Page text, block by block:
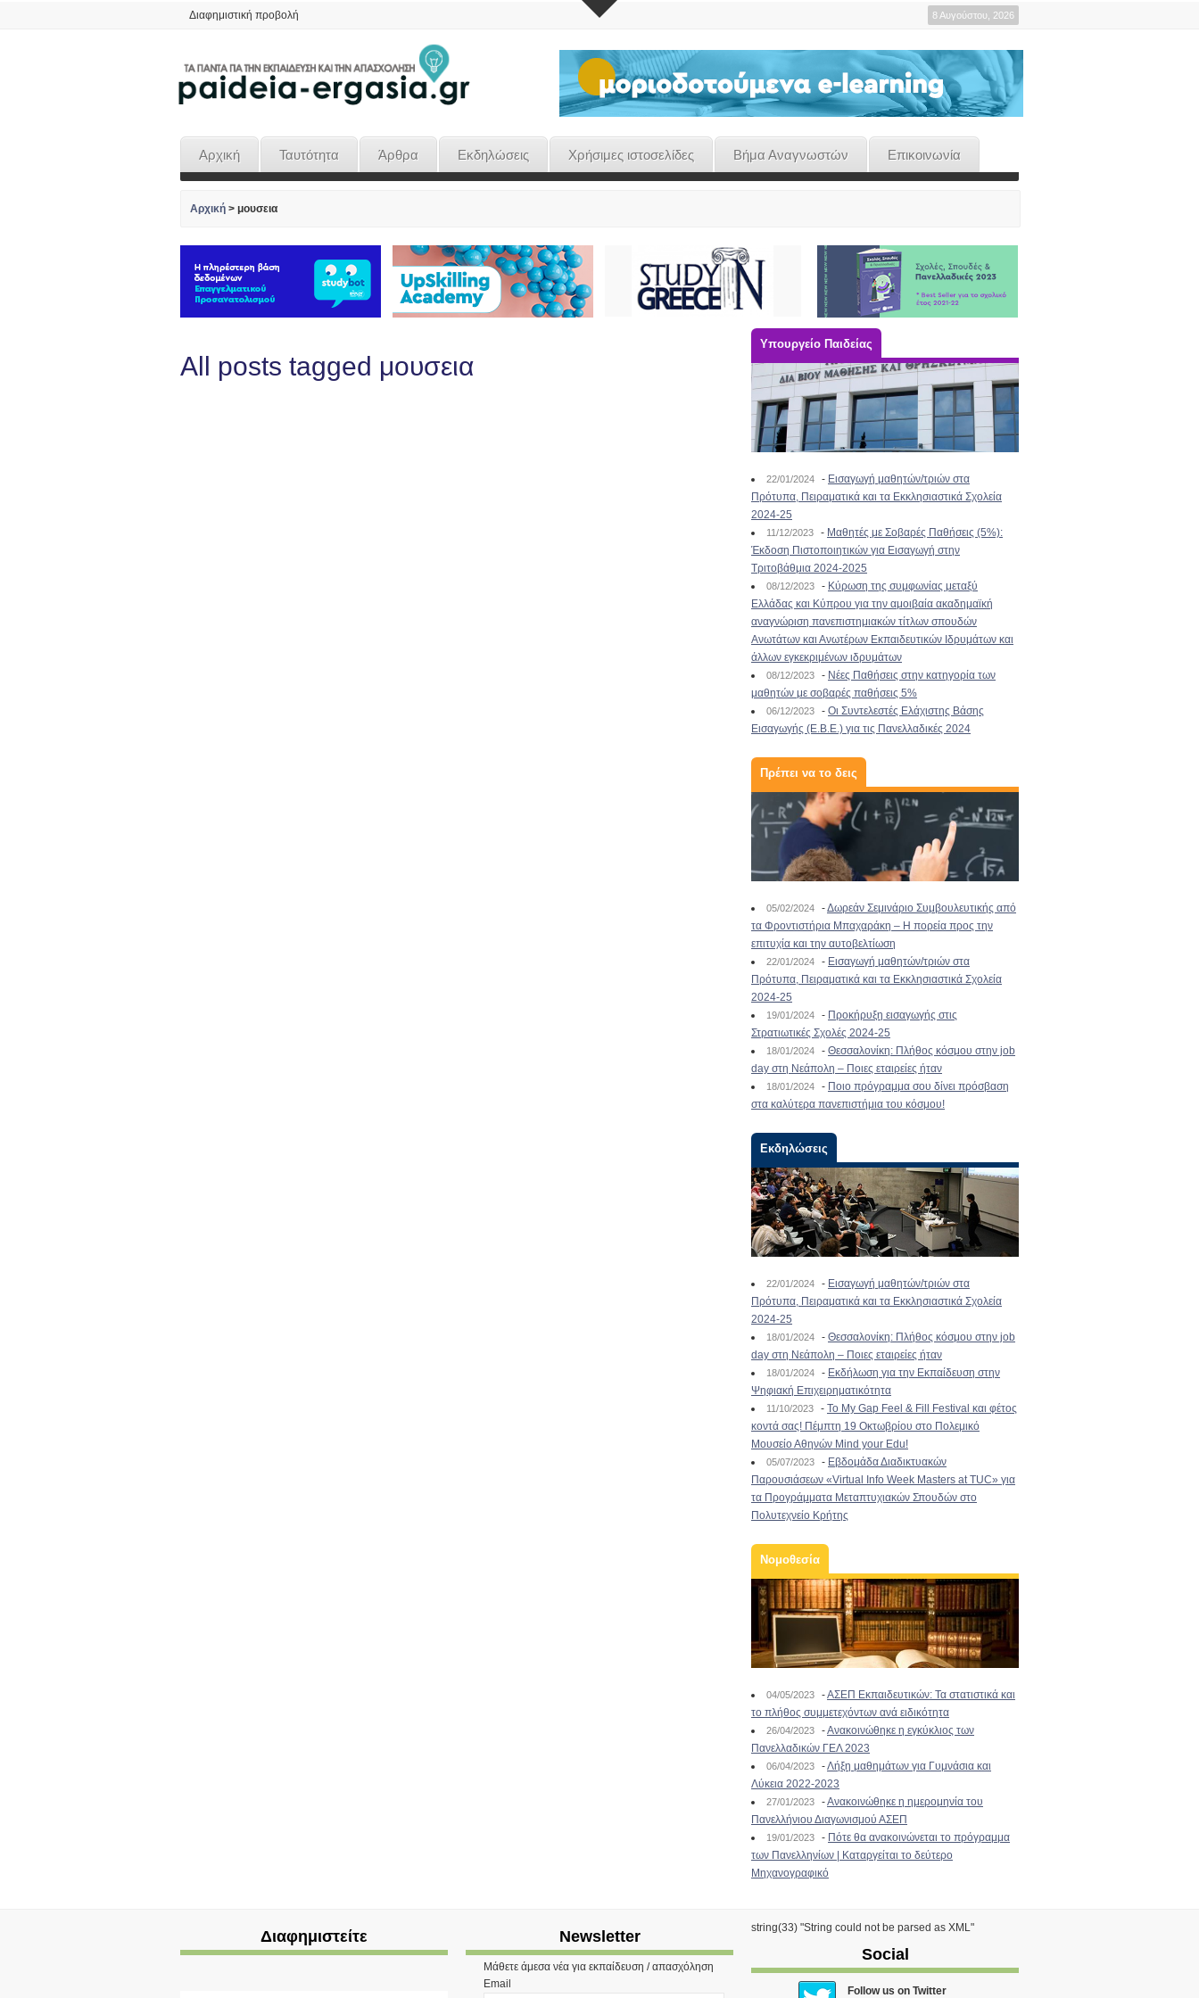
Διαφημιστική προβολή 8 Αυγούστου, 2026
Αρχική Ταυτότητα Άρθρα Εκδηλώσεις Χρήσιμες ιστοσελίδες Βήμα Αναγνωστών Επικοινωνία
Αρχική > μουσεια
All posts tagged μουσεια
Υπουργείο Παιδείας
22/01/2024 - Εισαγωγή μαθητών/τριών στα
Πρότυπα, Πειραματικά και τα Εκκλησιαστικά Σχολεία
2024-25
11/12/2023 - Μαθητές με Σοβαρές Παθήσεις (5%):
Έκδοση Πιστοποιητικών για Εισαγωγή στην
Τριτοβάθμια 2024-2025
08/12/2023 - Κύρωση της συμφωνίας μεταξύ
Ελλάδας και Κύπρου για την αμοιβαία ακαδημαϊκή
αναγνώριση πανεπιστημιακών τίτλων σπουδών
Ανωτάτων και Ανωτέρων Εκπαιδευτικών Ιδρυμάτων και
άλλων εγκεκριμένων ιδρυμάτων
08/12/2023 - Νέες Παθήσεις στην κατηγορία των
μαθητών με σοβαρές παθήσεις 5%
06/12/2023 - Οι Συντελεστές Ελάχιστης Βάσης
Εισαγωγής (Ε.Β.Ε.) για τις Πανελλαδικές 2024
Πρέπει να το δεις
05/02/2024 -Δωρεάν Σεμινάριο Συμβουλευτικής από
τα Φροντιστήρια Μπαχαράκη – Η πορεία προς την
επιτυχία και την αυτοβελτίωση
22/01/2024 - Εισαγωγή μαθητών/τριών στα
Πρότυπα, Πειραματικά και τα Εκκλησιαστικά Σχολεία
2024-25
19/01/2024 - Προκήρυξη εισαγωγής στις
Στρατιωτικές Σχολές 2024-25
18/01/2024 - Θεσσαλονίκη: Πλήθος κόσμου στην job
day στη Νεάπολη – Ποιες εταιρείες ήταν
18/01/2024 - Ποιο πρόγραμμα σου δίνει πρόσβαση
στα καλύτερα πανεπιστήμια του κόσμου!
Εκδηλώσεις
22/01/2024 - Εισαγωγή μαθητών/τριών στα
Πρότυπα, Πειραματικά και τα Εκκλησιαστικά Σχολεία
2024-25
18/01/2024 - Θεσσαλονίκη: Πλήθος κόσμου στην job
day στη Νεάπολη – Ποιες εταιρείες ήταν
18/01/2024 - Εκδήλωση για την Εκπαίδευση στην
Ψηφιακή Επιχειρηματικότητα
11/10/2023 - To My Gap Feel & Fill Festival και φέτος
κοντά σας! Πέμπτη 19 Οκτωβρίου στο Πολεμικό
Μουσείο Αθηνών Mind your Edu!
05/07/2023 - Εβδομάδα Διαδικτυακών
Παρουσιάσεων «Virtual Info Week Masters at TUC» για
τα Προγράμματα Μεταπτυχιακών Σπουδών στο
Πολυτεχνείο Κρήτης
Νομοθεσία
04/05/2023 -ΑΣΕΠ Εκπαιδευτικών: Τα στατιστικά και
το πλήθος συμμετεχόντων ανά ειδικότητα
26/04/2023 -Ανακοινώθηκε η εγκύκλιος των
Πανελλαδικών ΓΕΛ 2023
06/04/2023 -Λήξη μαθημάτων για Γυμνάσια και
Λύκεια 2022-2023
27/01/2023 -Ανακοινώθηκε η ημερομηνία του
Πανελλήνιου Διαγωνισμού ΑΣΕΠ
19/01/2023 - Πότε θα ανακοινώνεται το πρόγραμμα
των Πανελληνίων | Καταργείται το δεύτερο
Μηχανογραφικό
Διαφημιστείτε Newsletter
Μάθετε άμεσα νέα για εκπαίδευση / απασχόληση
Email
string(33) "String could not be parsed as XML"
Social
Follow us on Twitter